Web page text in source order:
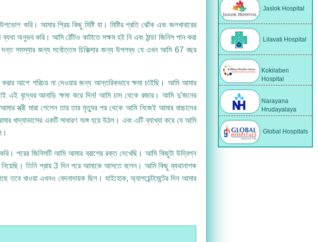
Jaslok Hospital
Lilavati Hospital
Kokilaben
Hospital
Narayana
Hrudayalaya
Global Hospitals
করি। আমার প্রিয় কিছু মিষ্টি যা। মিষ্টির প্রতি ঝোঁক এবং জলখাবারের
অনুভব করি। আমি ঠোঁটও কাটাতে সক্ষম হই নি এবং ঠান্ডা জিনিস পান করা
সমস্যার জন্য সর্বোত্তম চিকিত্সার জন্য উপলব্ধ যে এখন আমি 67 বছর
আগে পরিচয় না দেওয়ার জন্য আন্তরিকভাবে ক্ষমা চাইছি। আমি আমার
এই বৃদ্ধের আনাড়ি ক্ষমা করে দিন! আমি চাদ থেকে রজার। আমি দু'জনের
স্ত্রী মারা গেলেন তার তার মৃত্যুর পর থেকে আমি নিজেই আমার বাচ্চাদের
খাদ্যাভাসের একটি সাধারণ অঙ্গ হয়ে উঠল। এবং এটি ব্যাখ্যা করে যে আমি
পরের জিনিসটি আমি আমার ব্রাশের রক্ত দেখেছি। আমি কিছুটা উদ্বিগ্ন
নিয়েছি। তিনি প্রায় 3 দিন পরে আমাকে আসতে বলেন। আমি কিছু ব্যথানাশক
তবে খাওয়া এখনও বেদনাদায়ক ছিল। যাইহোক, অ্যাপয়েন্টমেন্টের দিন আমার